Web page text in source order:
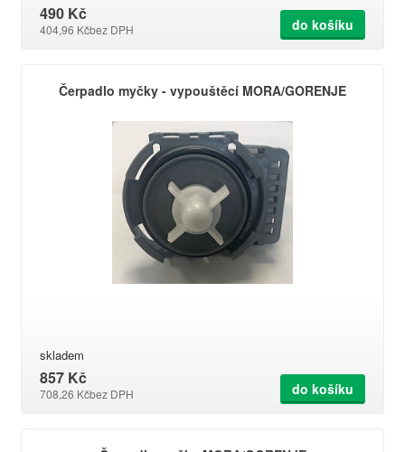
490 Kč
404,96 Kčbez DPH do košíku
Čerpadlo myčky - vypouštěcí MORA/GORENJE
skladem
857 Kč
708,26 Kčbez DPH do košíku